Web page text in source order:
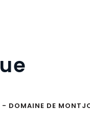
DOMAINE DE